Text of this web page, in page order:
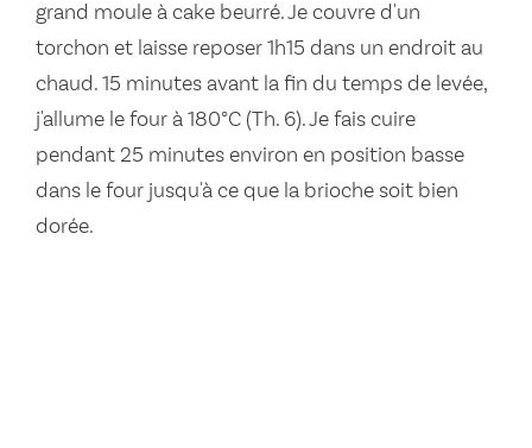
grand moule à cake beurré. Je couvre d'un
torchon et laisse reposer 1h15 dans un endroit au
chaud. 15 minutes avant la fin du temps de levée,
j'allume le four à 180°C (Th. 6). Je fais cuire
pendant 25 minutes environ en position basse
dans le four jusqu'à ce que la brioche soit bien
dorée.